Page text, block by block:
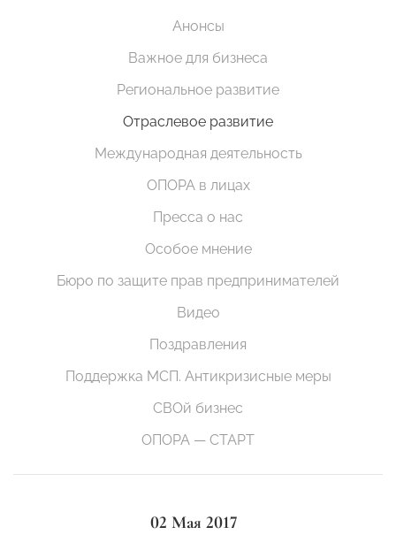
Анонсы
Важное для бизнеса
Региональное развитие
Отраслевое развитие
Международная деятельность
ОПОРА в лицах
Пресса о нас
Особое мнение
Бюро по защите прав предпринимателей
Видео
Поздравления
Поддержка МСП. Антикризисные меры
СВОй бизнес
ОПОРА — СТАРТ
02 Мая 2017